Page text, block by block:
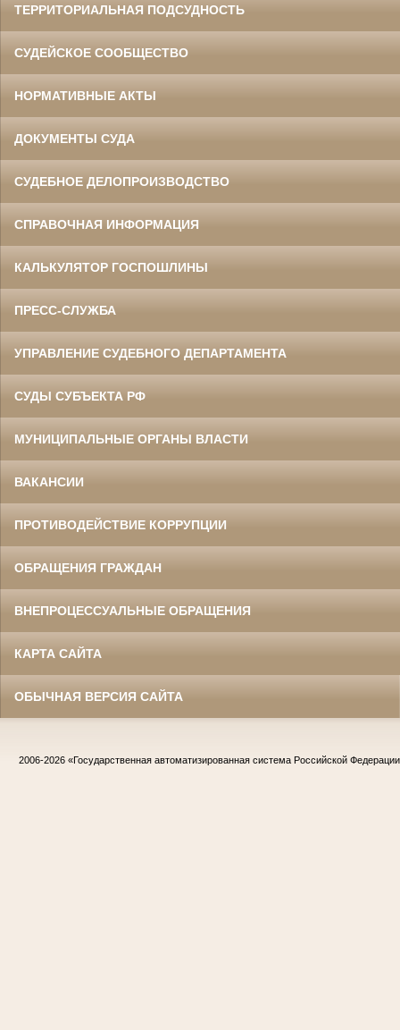
ТЕРРИТОРИАЛЬНАЯ ПОДСУДНОСТЬ
СУДЕЙСКОЕ СООБЩЕСТВО
НОРМАТИВНЫЕ АКТЫ
ДОКУМЕНТЫ СУДА
СУДЕБНОЕ ДЕЛОПРОИЗВОДСТВО
СПРАВОЧНАЯ ИНФОРМАЦИЯ
КАЛЬКУЛЯТОР ГОСПОШЛИНЫ
ПРЕСС-СЛУЖБА
УПРАВЛЕНИЕ СУДЕБНОГО ДЕПАРТАМЕНТА
СУДЫ СУБЪЕКТА РФ
МУНИЦИПАЛЬНЫЕ ОРГАНЫ ВЛАСТИ
ВАКАНСИИ
ПРОТИВОДЕЙСТВИЕ КОРРУПЦИИ
ОБРАЩЕНИЯ ГРАЖДАН
ВНЕПРОЦЕССУАЛЬНЫЕ ОБРАЩЕНИЯ
КАРТА САЙТА
ОБЫЧНАЯ ВЕРСИЯ САЙТА
2006-2026 «Государственная автоматизированная система Российской